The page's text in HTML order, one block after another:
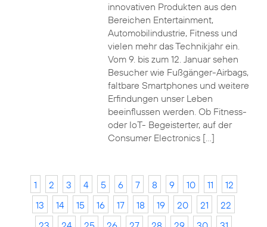
innovativen Produkten aus den
Bereichen Entertainment,
Automobilindustrie, Fitness und
vielen mehr das Technikjahr ein.
Vom 9. bis zum 12. Januar sehen
Besucher wie Fußgänger-Airbags,
faltbare Smartphones und weitere
Erfindungen unser Leben
beeinflussen werden. Ob Fitness-
oder IoT- Begeisterter, auf der
Consumer Electronics […]
1 2 3 4 5 6 7 8 9 10 11
12
13
14 15 16 17 18 19 20 21
22